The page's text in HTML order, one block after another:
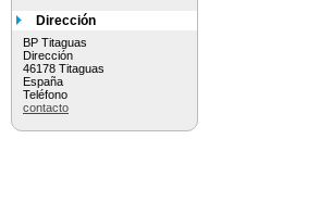
Dirección
BP Titaguas
Dirección
46178 Titaguas
España
Teléfono
contacto